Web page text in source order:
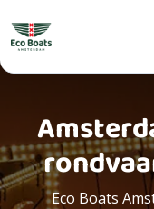
Eco Boats